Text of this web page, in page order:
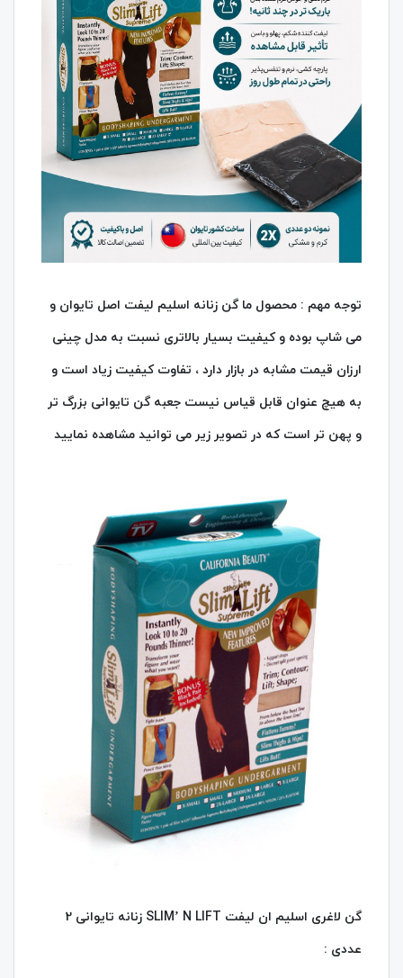
توجه مهم : محصول ما گن زنانه اسلیم لیفت اصل تایوان و
می شاپ بوده و کیفیت بسیار بالاتری نسبت به مدل چینی
ارزان قیمت مشابه در بازار دارد ، تفاوت کیفیت زیاد است و
به هیچ عنوان قابل قیاس نیست جعبه گن تایوانی بزرگ تر
و پهن تر است که در تصویر زیر می توانید مشاهده نمایید
گن لاغری اسلیم ان لیفت SLIM’ N LIFT زنانه تایوانی 2
عددی :